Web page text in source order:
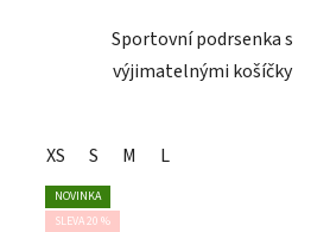
Sportovní podrsenka s
výjimatelnými košíčky
XS S M L
NOVINKA
SLEVA 20 %